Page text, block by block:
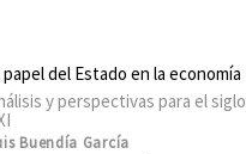
papel del Estado en la economía
y perspectivas para el siglo
Buendía García